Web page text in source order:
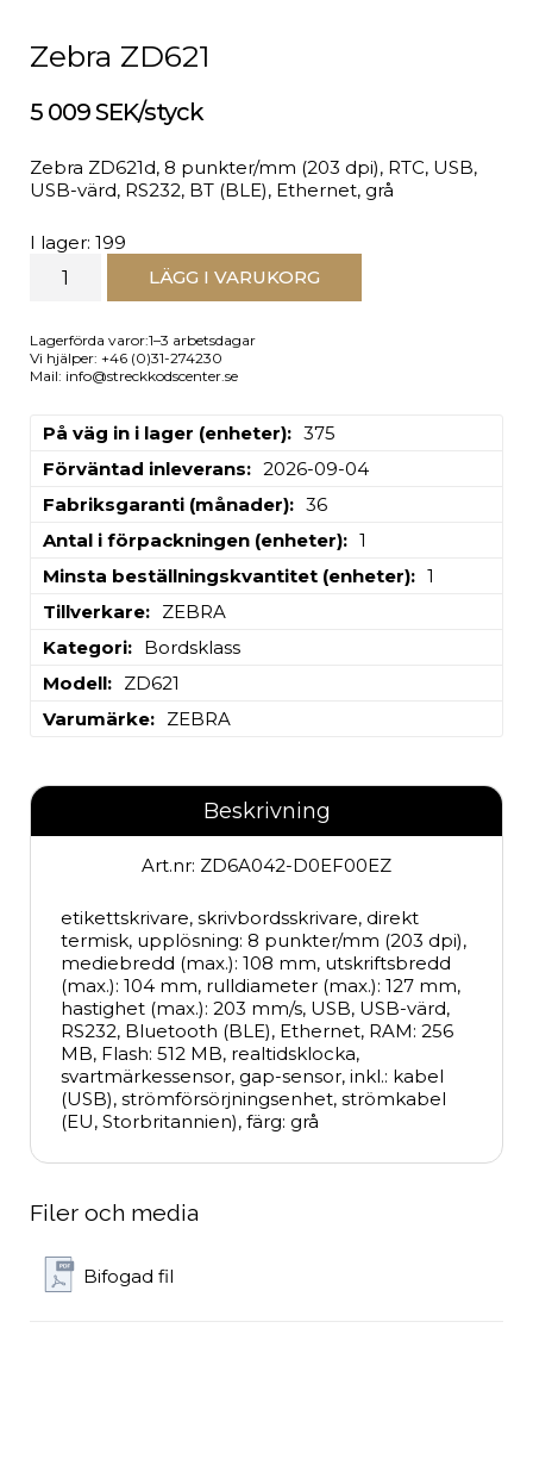
Zebra ZD621
5 009 SEK/styck
Zebra ZD621d, 8 punkter/mm (203 dpi), RTC, USB,
USB-värd, RS232, BT (BLE), Ethernet, grå
I lager: 199
LÄGG I VARUKORG
Lagerförda varor:1–3 arbetsdagar
Vi hjälper: +46 (0)31-274230
Mail: info@streckkodscenter.se
På väg in i lager (enheter)
375
Förväntad inleverans
2026-09-04
Fabriksgaranti (månader)
36
Antal i förpackningen (enheter)
1
Minsta beställningskvantitet (enheter)
1
Tillverkare
ZEBRA
Kategori
Bordsklass
Modell
ZD621
Varumärke
ZEBRA
Beskrivning
Art.nr: ZD6A042-D0EF00EZ
etikettskrivare, skrivbordsskrivare, direkt
termisk, upplösning: 8 punkter/mm (203 dpi),
mediebredd (max.): 108 mm, utskriftsbredd
(max.): 104 mm, rulldiameter (max.): 127 mm,
hastighet (max.): 203 mm/s, USB, USB-värd,
RS232, Bluetooth (BLE), Ethernet, RAM: 256
MB, Flash: 512 MB, realtidsklocka,
svartmärkessensor, gap-sensor, inkl.: kabel
(USB), strömförsörjningsenhet, strömkabel
(EU, Storbritannien), färg: grå
Filer och media
Bifogad fil